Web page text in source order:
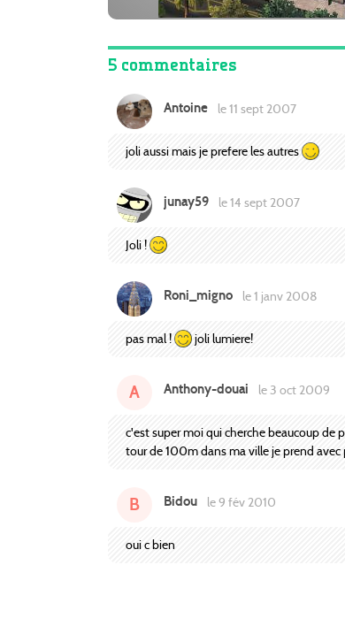
5 commentaires
Antoine le 11 sept 2007
joli aussi mais je prefere les autres
junay59 le 14 sept 2007
Joli !
Roni_migno le 1 janv 2008
pas mal ! joli lumiere!
A Anthony-douai le 3 oct 2009
c'est super moi qui cherche beaucoup de
tour de 100m dans ma ville je prend avec
B Bidou le 9 fév 2010
oui c bien